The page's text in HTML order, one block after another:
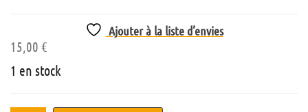
Ajouter à la liste d’envies
15,00 €
1 en stock